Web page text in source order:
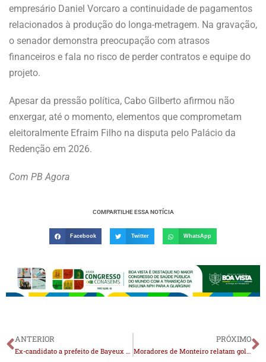
empresário Daniel Vorcaro a continuidade de pagamentos
relacionados à produção do longa-metragem. Na gravação,
o senador demonstra preocupação com atrasos
financeiros e fala no risco de perder contratos e equipe do
projeto.
Apesar da pressão política, Cabo Gilberto afirmou não
enxergar, até o momento, elementos que comprometam
eleitoralmente Efraim Filho na disputa pelo Palácio da
Redenção em 2026.
Com PB Agora
COMPARTILHE ESSA NOTÍCIA
Facebook Twitter WhatsApp
ANTERIOR
Ex-candidato a prefeito de Bayeux é assassinado a tiros
PRÓXIMO
Moradores de Monteiro relatam golpes por telefone com criminosos se passando por integrantes de facção